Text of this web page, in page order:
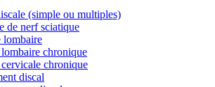
(simple ou multiples)
de nerf sciatique
lombaire
chronique
chronique
discal